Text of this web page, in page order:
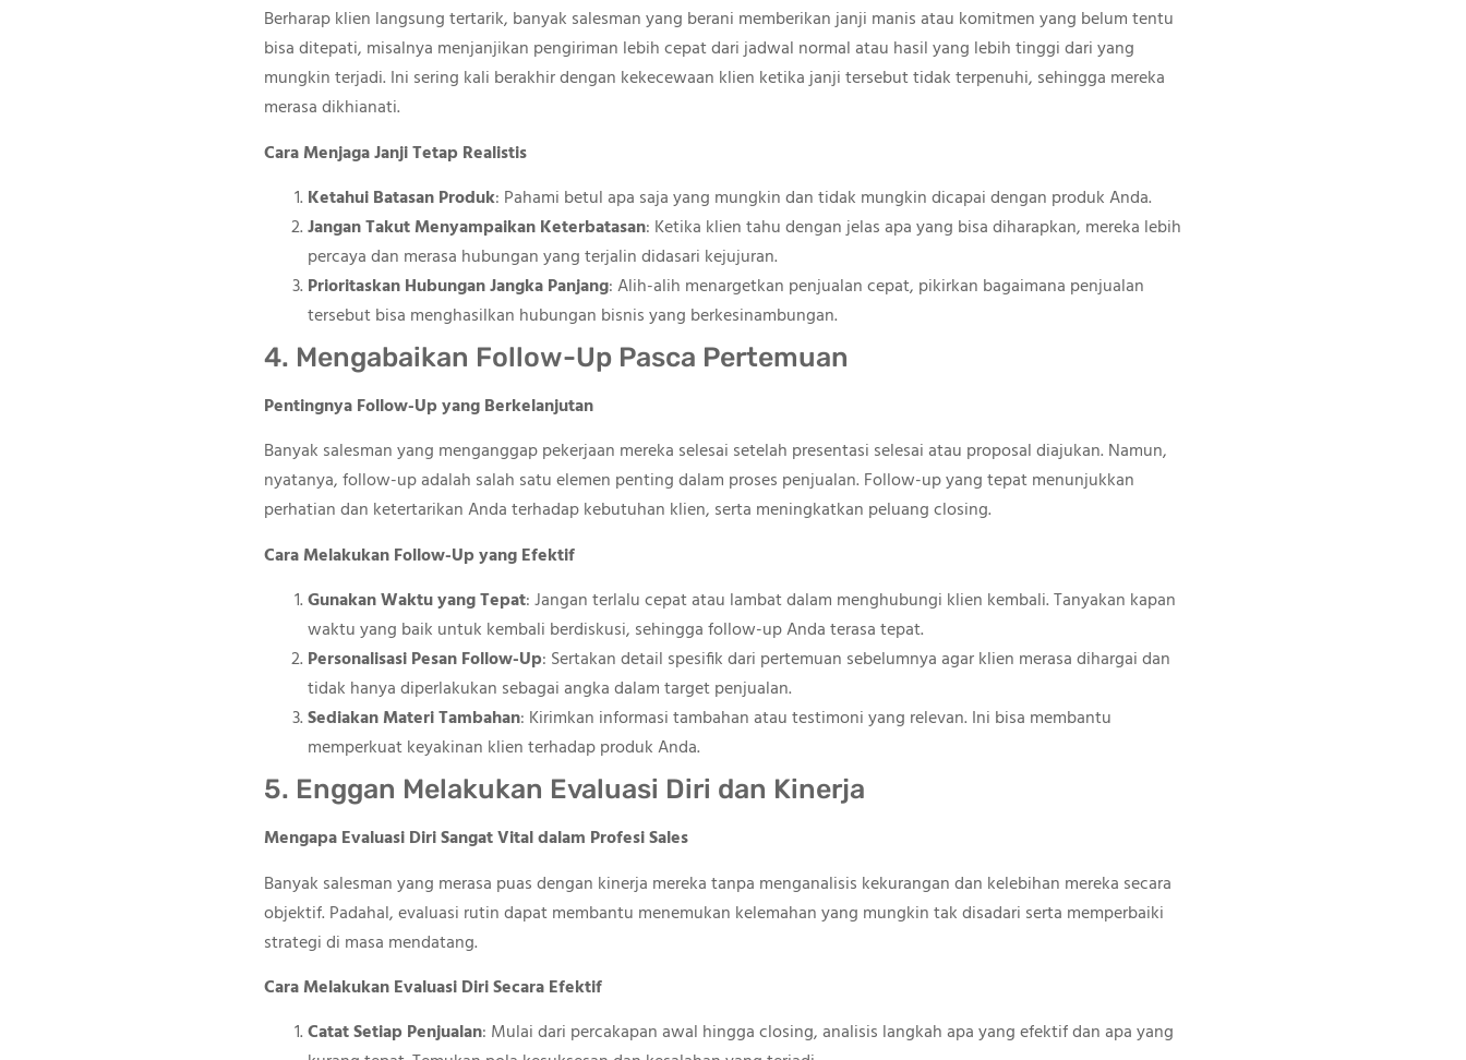
Berharap klien langsung tertarik, banyak salesman yang berani memberikan janji manis atau komitmen yang belum tentu
bisa ditepati, misalnya menjanjikan pengiriman lebih cepat dari jadwal normal atau hasil yang lebih tinggi dari yang
mungkin terjadi. Ini sering kali berakhir dengan kekecewaan klien ketika janji tersebut tidak terpenuhi, sehingga mereka
merasa dikhianati.
Cara Menjaga Janji Tetap Realistis
Ketahui Batasan Produk: Pahami betul apa saja yang mungkin dan tidak mungkin dicapai dengan produk Anda.
Jangan Takut Menyampaikan Keterbatasan: Ketika klien tahu dengan jelas apa yang bisa diharapkan, mereka lebih
percaya dan merasa hubungan yang terjalin didasari kejujuran.
Prioritaskan Hubungan Jangka Panjang: Alih-alih menargetkan penjualan cepat, pikirkan bagaimana penjualan
tersebut bisa menghasilkan hubungan bisnis yang berkesinambungan.
4. Mengabaikan Follow-Up Pasca Pertemuan
Pentingnya Follow-Up yang Berkelanjutan
Banyak salesman yang menganggap pekerjaan mereka selesai setelah presentasi selesai atau proposal diajukan. Namun,
nyatanya, follow-up adalah salah satu elemen penting dalam proses penjualan. Follow-up yang tepat menunjukkan
perhatian dan ketertarikan Anda terhadap kebutuhan klien, serta meningkatkan peluang closing.
Cara Melakukan Follow-Up yang Efektif
Gunakan Waktu yang Tepat: Jangan terlalu cepat atau lambat dalam menghubungi klien kembali. Tanyakan kapan
waktu yang baik untuk kembali berdiskusi, sehingga follow-up Anda terasa tepat.
Personalisasi Pesan Follow-Up: Sertakan detail spesifik dari pertemuan sebelumnya agar klien merasa dihargai dan
tidak hanya diperlakukan sebagai angka dalam target penjualan.
Sediakan Materi Tambahan: Kirimkan informasi tambahan atau testimoni yang relevan. Ini bisa membantu
memperkuat keyakinan klien terhadap produk Anda.
5. Enggan Melakukan Evaluasi Diri dan Kinerja
Mengapa Evaluasi Diri Sangat Vital dalam Profesi Sales
Banyak salesman yang merasa puas dengan kinerja mereka tanpa menganalisis kekurangan dan kelebihan mereka secara
objektif. Padahal, evaluasi rutin dapat membantu menemukan kelemahan yang mungkin tak disadari serta memperbaiki
strategi di masa mendatang.
Cara Melakukan Evaluasi Diri Secara Efektif
Catat Setiap Penjualan: Mulai dari percakapan awal hingga closing, analisis langkah apa yang efektif dan apa yang